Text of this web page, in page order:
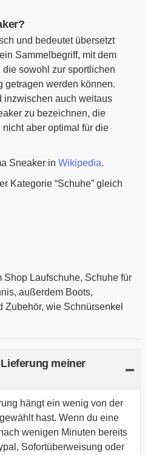
und bedeutet übersetzt
Sammelbegriff, mit dem
sowohl zur sportlichen
getragen werden können.
inzwischen auch weitaus
zu bezeichnen, die
aber optimal für die
Sneaker in Wikipedia.
Kategorie “Schuhe” gleich
Shop Laufschuhe, Schuhe für
außerdem Boots,
wie Schnürsenkel
meiner
hängt ein wenig von der
hast. Wenn du eine
wenigen Minuten bereits
Sofortüberweisung oder